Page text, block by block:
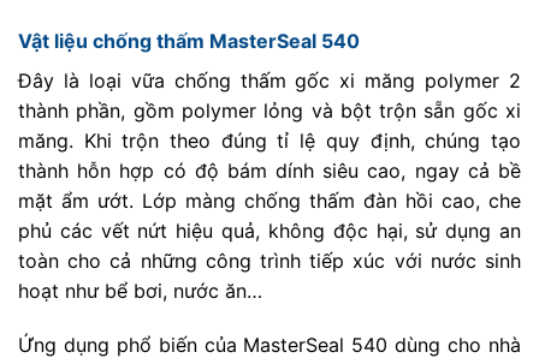
Vật liệu chống thấm MasterSeal 540
Đây là loại vữa chống thấm gốc xi măng polymer 2
thành phần, gồm polymer lỏng và bột trộn sẵn gốc xi
măng. Khi trộn theo đúng tỉ lệ quy định, chúng tạo
thành hỗn hợp có độ bám dính siêu cao, ngay cả bề
mặt ẩm ướt. Lớp màng chống thấm đàn hồi cao, che
phủ các vết nứt hiệu quả, không độc hại, sử dụng an
toàn cho cả những công trình tiếp xúc với nước sinh
hoạt như bể bơi, nước ăn…
Ứng dụng phổ biến của MasterSeal 540 dùng cho nhà